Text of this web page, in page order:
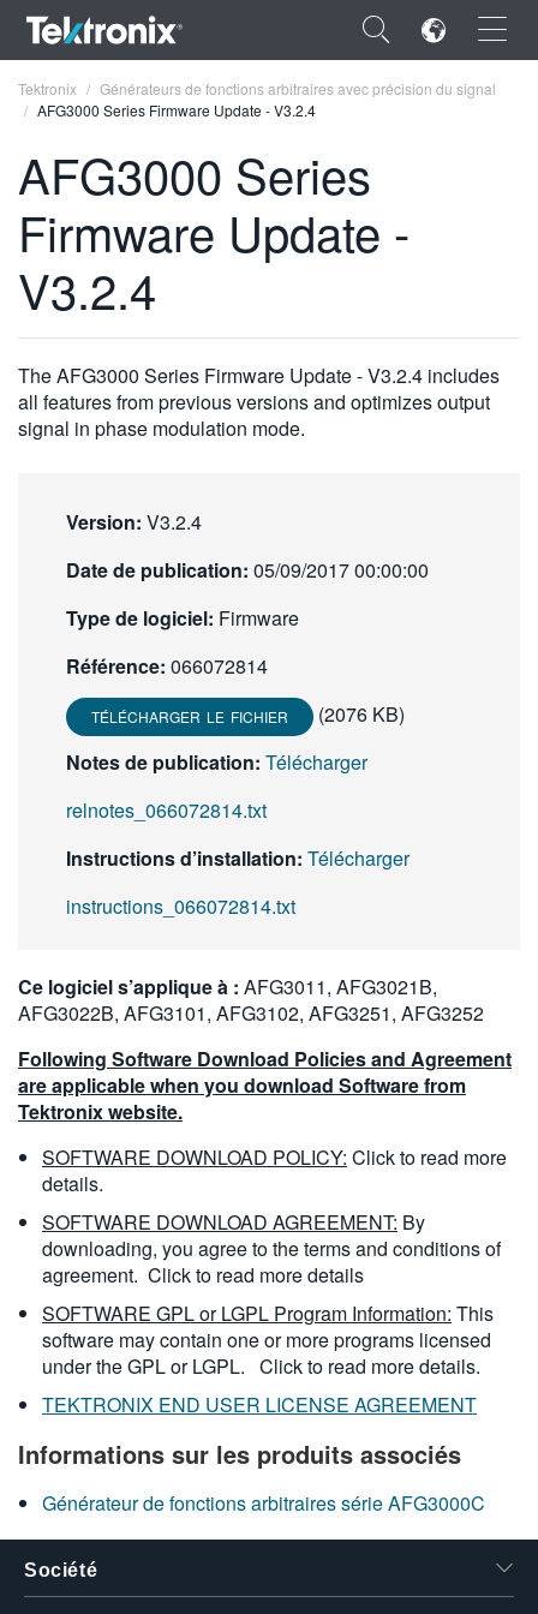
×
ENGLISH
FRANÇAIS
VIỆT NAM
简体中文
한국어
繁體中文
Tektronix
Générateurs de fonctions arbitraires avec précision du signal
AFG3000 Series Firmware Update - V3.2.4
AFG3000 Series
Firmware Update -
V3.2.4
The AFG3000 Series Firmware Update - V3.2.4 includes
all features from previous versions and optimizes output
signal in phase modulation mode.
Version: V3.2.4
Date de publication: 05/09/2017 00:00:00
Type de logiciel: Firmware
Référence: 066072814
TÉLÉCHARGER LE FICHIER
(2076 KB)
Notes de publication: Télécharger
relnotes_066072814.txt
Instructions d’installation: Télécharger
instructions_066072814.txt
Ce logiciel s’applique à : AFG3011, AFG3021B,
AFG3022B, AFG3101, AFG3102, AFG3251, AFG3252
Following Software Download Policies and Agreement
are applicable when you download Software from
Tektronix website.
SOFTWARE DOWNLOAD POLICY: Click to read more
details.
SOFTWARE DOWNLOAD AGREEMENT: By
downloading, you agree to the terms and conditions of
agreement. Click to read more details
SOFTWARE GPL or LGPL Program Information: This
software may contain one or more programs licensed
under the GPL or LGPL. Click to read more details.
TEKTRONIX END USER LICENSE AGREEMENT
Informations sur les produits associés
Générateur de fonctions arbitraires série AFG3000C
Société